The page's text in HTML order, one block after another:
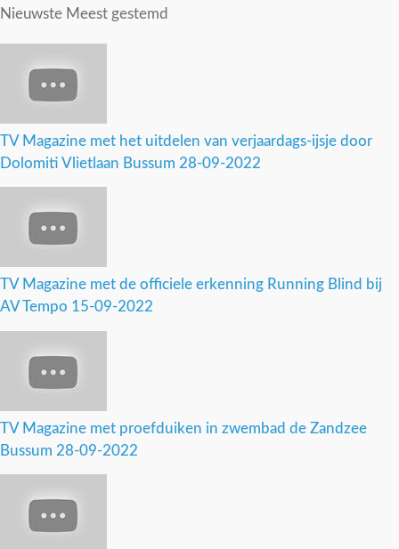
Nieuwste Meest gestemd
TV Magazine met het uitdelen van verjaardags-ijsje door
Dolomiti Vlietlaan Bussum 28-09-2022
TV Magazine met de officiele erkenning Running Blind bij
AV Tempo 15-09-2022
TV Magazine met proefduiken in zwembad de Zandzee
Bussum 28-09-2022